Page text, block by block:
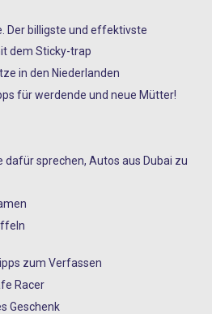
Der billigste und effektivste
dem Sticky-trap
in den Niederlanden
für werdende und neue Mütter!
dafür sprechen, Autos aus Dubai zu
zum Verfassen
Racer
Geschenk